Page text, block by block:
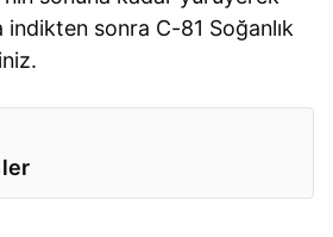
sonra C-81 Soğanlık